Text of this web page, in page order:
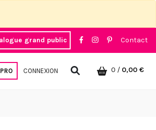
grand public Contact
CONNEXION 0 / 0,00 €